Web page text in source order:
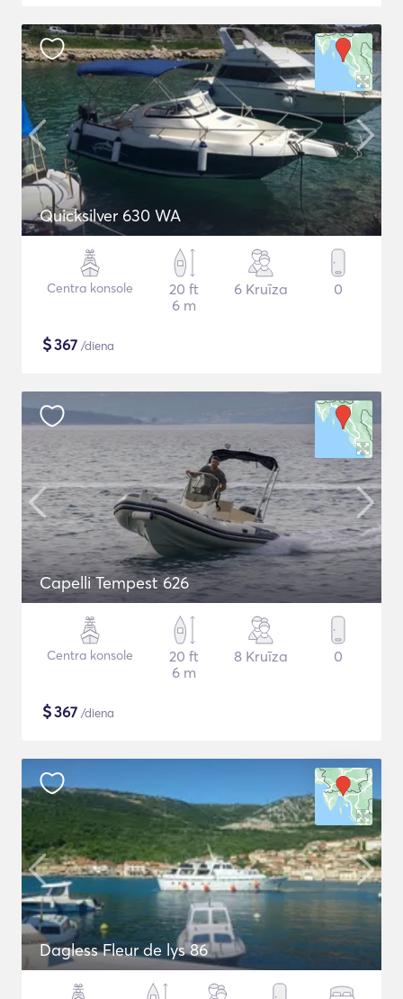
Quicksilver 630 WA
Centra konsole
20 ft
6 m
6 Kruīza 0
$367 /diena
Capelli Tempest 626
Centra konsole
20 ft
6 m
8 Kruīza 0
$367 /diena
Dagless Fleur de lys 86